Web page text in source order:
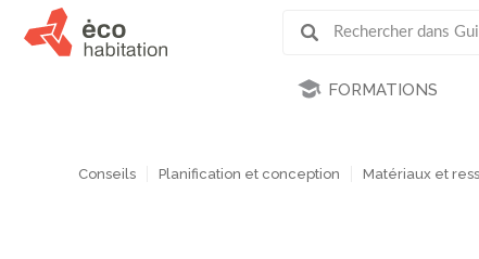
FORMATIONS
Conseils Planification et conception Matériaux et